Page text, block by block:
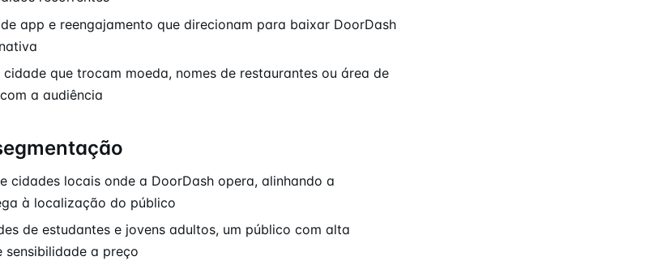
app e reengajamento que direcionam para baixar DoorDash
que trocam moeda, nomes de restaurantes ou área de
a audiência
cidades locais onde a DoorDash opera, alinhando a
à localização do público
de estudantes e jovens adultos, um público com alta
sensibilidade a preço